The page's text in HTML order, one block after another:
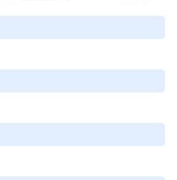
速し、これまで以上に迅速かつダイナミ
お応えします。
ン事業
ケーション事業
ン事業